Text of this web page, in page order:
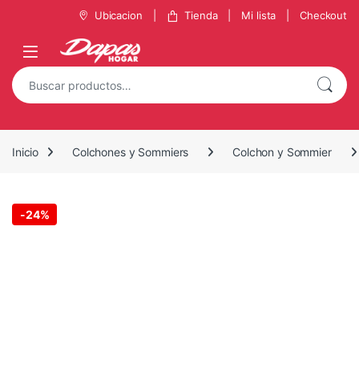
Saltar a la navegación
Saltar al contenido Ubicacion Tienda Mi lista Checkout
Buscar por:
Inicio Colchones y Sommiers Colchon y Sommier
-24%